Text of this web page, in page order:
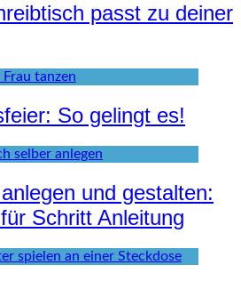
passt zu deiner
So gelingt es!
und gestalten:
Schritt Anleitung